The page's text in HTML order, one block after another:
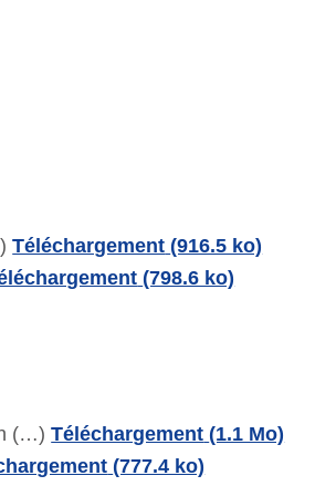
Téléchargement (916.5 ko)
(798.6 ko)
(…) Téléchargement (1.1 Mo)
(777.4 ko)